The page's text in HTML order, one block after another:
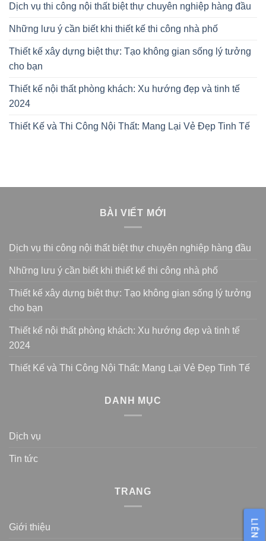
Dịch vụ thi công nội thất biệt thự chuyên nghiệp hàng đầu
Những lưu ý cần biết khi thiết kế thi công nhà phố
Thiết kế xây dựng biệt thự: Tạo không gian sống lý tưởng
cho bạn
Thiết kế nội thất phòng khách: Xu hướng đẹp và tinh tế
2024
Thiết Kế và Thi Công Nội Thất: Mang Lại Vẻ Đẹp Tinh Tế
BÀI VIẾT MỚI
Dịch vụ thi công nội thất biệt thự chuyên nghiệp hàng đầu
Những lưu ý cần biết khi thiết kế thi công nhà phố
Thiết kế xây dựng biệt thự: Tạo không gian sống lý tưởng
cho bạn
Thiết kế nội thất phòng khách: Xu hướng đẹp và tinh tế
2024
Thiết Kế và Thi Công Nội Thất: Mang Lại Vẻ Đẹp Tinh Tế
DANH MỤC
Dịch vụ
Tin tức
TRANG
Giới thiệu